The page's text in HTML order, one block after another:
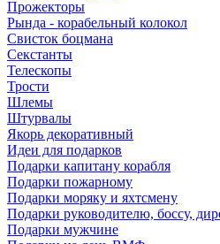
Прожекторы
Рында - корабельный колокол
Свисток боцмана
Секстанты
Телескопы
Трости
Шлемы
Штурвалы
Якорь декоративный
Идеи для подарков
Подарки капитану корабля
Подарки пожарному
Подарки моряку и яхтсмену
Подарки руководителю, боссу,
Подарки мужчине